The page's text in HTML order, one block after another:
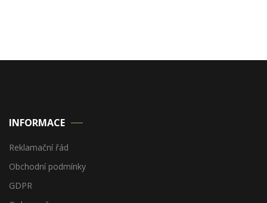
INFORMACE
Reklamační řád
Obchodní podmínky
GDPR